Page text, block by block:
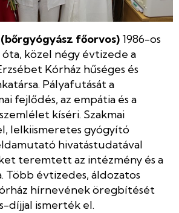
főorvos)1986-os
közel négy évtizede a
Kórház hűséges és
Pályafutását a
fejlődés, az empátia és a
kíséri. Szakmai
lelkiismeretes gyógyító
hivatástudatával
teremtett az intézmény és a
Több évtizedes, áldozatos
hírnevének öregbítését
díjjal ismerték el.